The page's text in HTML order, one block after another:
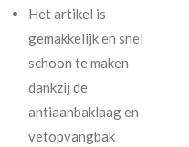
Het artikel is
gemakkelijk en snel
schoon te maken
dankzij de
antiaanbaklaag en
vetopvangbak